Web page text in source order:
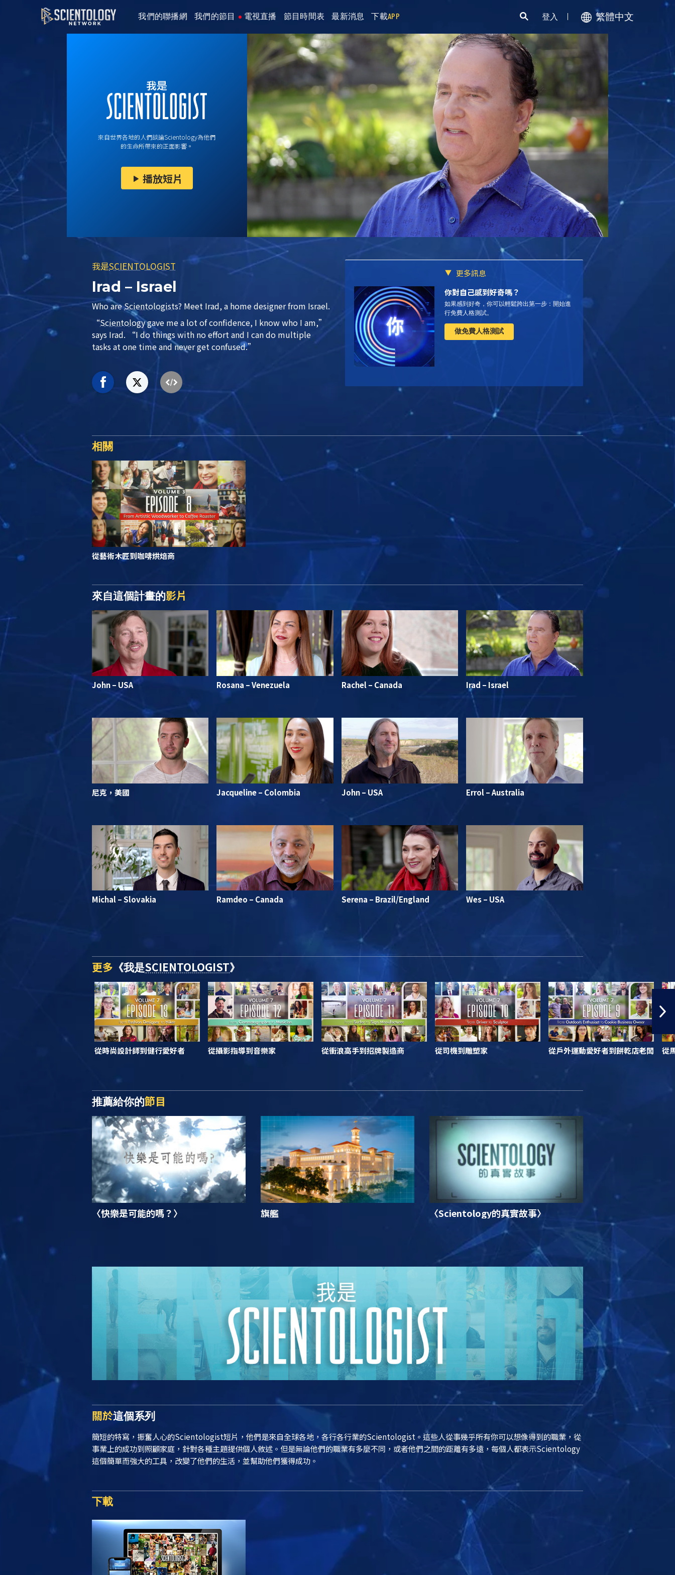
我們的聯播網 我們的節目 電視直播 節目時間表 最新消息 下載APP 登入 繁體中文
來自世界各地的人們談論Scientology為他們
的生命所帶來的正面影響。
播放短片
我是SCIENTOLOGIST
Irad – Israel
Who areScientologists? Meet Irad, a home designer from Israel.
“Scientologygave me a lot of confidence, I know who I am,”
says Irad. “I do things with no effort and I can do multiple
tasks at one time and never get confused.”
更多訊息
你對自己感到好奇嗎？
如果感到好奇，你可以輕鬆跨出第一步：開始進
行免費人格測試。
做免費人格測試
相關
從藝術木匠到咖啡烘焙商
來自這個計畫的影片
John – USA Rosana – Venezuela Rachel – Canada Irad – Israel
尼克，美國 Jacqueline – Colombia John – USA Errol – Australia
Michal – Slovakia Ramdeo – Canada Serena – Brazil/England Wes – USA
更多 《我是SCIENTOLOGIST》
從時尚設計師到健行愛好者 從攝影指導到音樂家 從衝浪高手到招牌製造商 從司機到雕塑家 從戶外運動愛好者到餅乾店老闆 從
推薦給你的節目
〈快樂是可能的嗎？〉 旗艦 〈Scientology的真實故事〉
關於這個系列
簡短的特寫，振奮人心的Scientologist短片，他們是來自全球各地，各行各行業的Scientologist。這些人從事幾乎所有你可以想像得到的職業，從
事業上的成功到照顧家庭，針對各種主題提供個人敘述。但是無論他們的職業有多麼不同，或者他們之間的距離有多遠，每個人都表示Scientology
這個簡單而強大的工具，改變了他們的生活，並幫助他們獲得成功。
下載